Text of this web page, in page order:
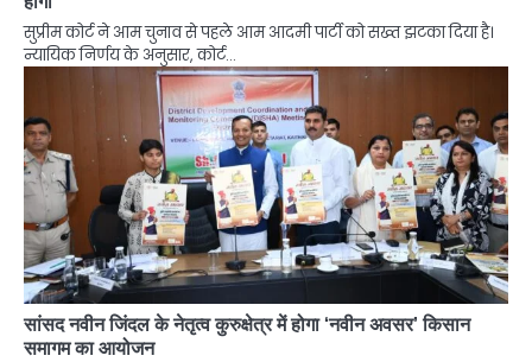
सुप्रीम कोर्ट ने आम चुनाव से पहले आम आदमी पार्टी को सख्त झटका दिया है।
न्यायिक निर्णय के अनुसार, कोर्ट…
सांसद नवीन जिंदल के नेतृत्व कुरुक्षेत्र में होगा ‘नवीन अवसर’ किसान
समागम का आयोजन